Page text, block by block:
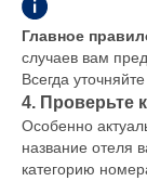
Главное
случаев вам
Всегда
4. Проверьте
Особенно
название отеля
категорию